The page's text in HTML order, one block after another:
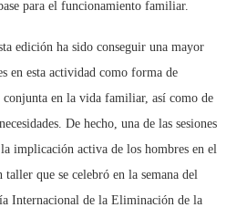
para el funcionamiento familiar.
edición ha sido conseguir una mayor
en esta actividad como forma de
en la vida familiar, así como de
De hecho, una de las sesiones
implicación activa de los hombres en el
que se celebró en la semana del
Internacional de la Eliminación de la